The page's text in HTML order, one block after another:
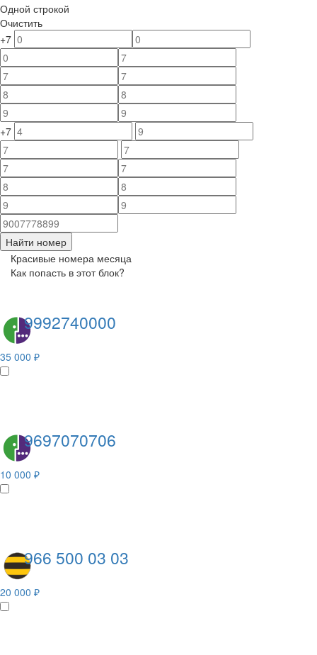
Одной строкой
Очистить
+7
+7
Найти номер
Красивые номера месяца
Как попасть в этот блок?
9992740000
35 000 ₽
9697070706
10 000 ₽
966 500 03 03
20 000 ₽